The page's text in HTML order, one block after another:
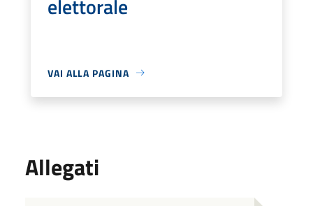
elettorale
VAI ALLA PAGINA
Allegati